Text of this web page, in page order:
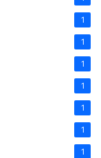
1
1
1
1
1
1
1